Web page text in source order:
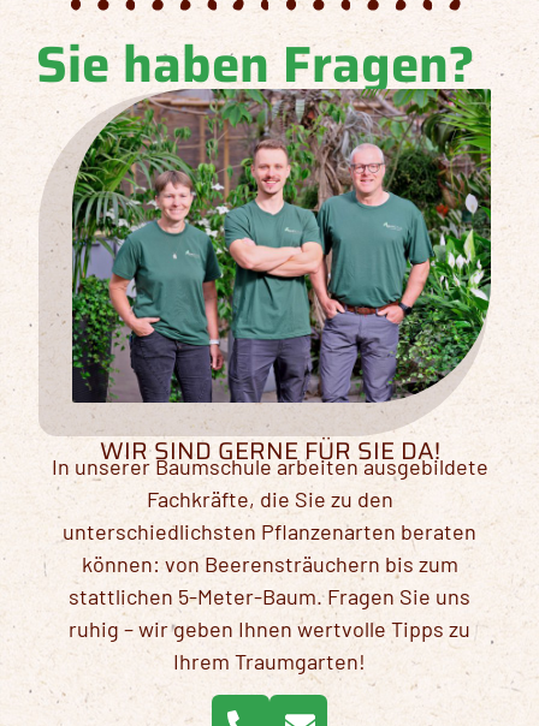
Sie haben Fragen?
WIR SIND GERNE FÜR SIE DA!
In unserer Baumschule arbeiten ausgebildete
Fachkräfte, die Sie zu den
unterschiedlichsten Pflanzenarten beraten
können: von Beerensträuchern bis zum
stattlichen 5-Meter-Baum. Fragen Sie uns
ruhig – wir geben Ihnen wertvolle Tipps zu
Ihrem Traumgarten!